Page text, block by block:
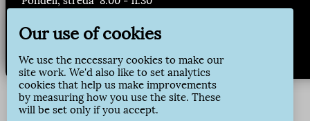
Přihlásit odběr
Our use of cookies
We use the necessary cookies to make our
site work. We'd also like to set analytics
cookies that help us make improvements
by measuring how you use the site. These
will be set only if you accept.